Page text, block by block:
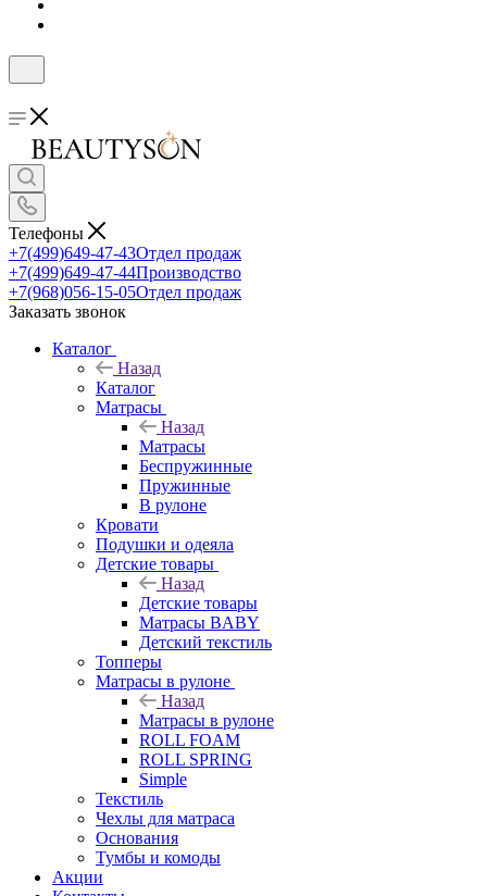
Телефоны
+7(499)649-47-43Отдел продаж
+7(499)649-47-44Производство
+7(968)056-15-05Отдел продаж
Заказать звонок
Каталог
Назад
Каталог
Матрасы
Назад
Матрасы
Беспружинные
Пружинные
В рулоне
Кровати
Подушки и одеяла
Детские товары
Назад
Детские товары
Матрасы BABY
Детский текстиль
Топперы
Матрасы в рулоне
Назад
Матрасы в рулоне
ROLL FOAM
ROLL SPRING
Simple
Текстиль
Чехлы для матраса
Основания
Тумбы и комоды
Акции